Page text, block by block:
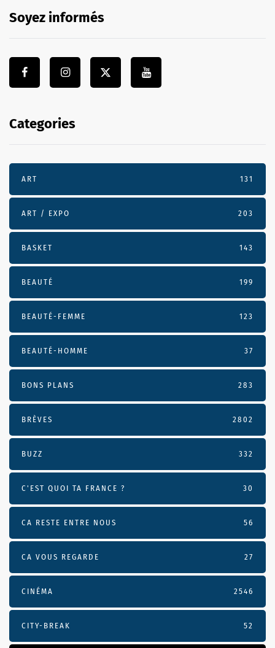
Soyez informés
Categories
ART 131
ART / EXPO 203
BASKET 143
BEAUTÉ 199
BEAUTÉ-FEMME 123
BEAUTÉ-HOMME 37
BONS PLANS 283
BRÈVES 2802
BUZZ 332
C'EST QUOI TA FRANCE ? 30
CA RESTE ENTRE NOUS 56
CA VOUS REGARDE 27
CINÉMA 2546
CITY-BREAK 52